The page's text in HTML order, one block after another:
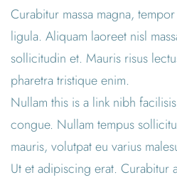
Curabitur massa magna,
ligula. Aliquam laoreet nisl
sollicitudin et. Mauris risus
pharetra tristique enim.
Nullam this is a link nibh
congue. Nullam tempus
mauris, volutpat eu varius
Ut et adipiscing erat.